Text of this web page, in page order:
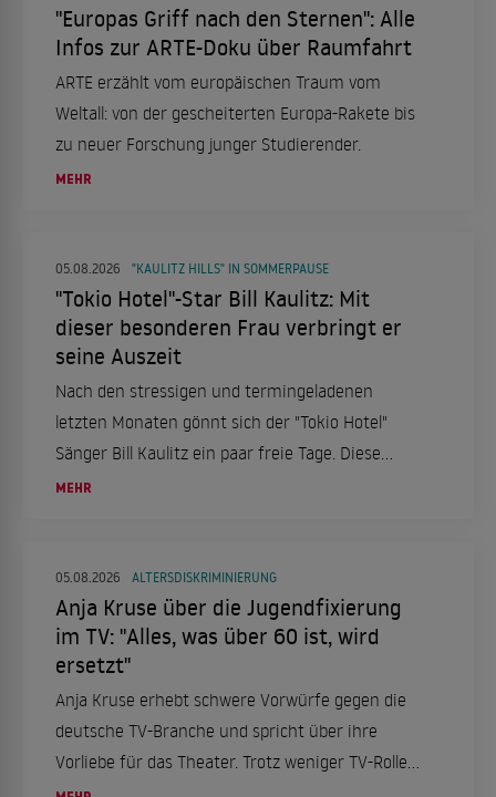
"Europas Griff nach den Sternen": Alle
Infos zur ARTE-Doku über Raumfahrt
ARTE erzählt vom europäischen Traum vom
Weltall: von der gescheiterten Europa-Rakete bis
zu neuer Forschung junger Studierender.
MEHR
05.08.2026 "KAULITZ HILLS" IN SOMMERPAUSE
"Tokio Hotel"-Star Bill Kaulitz: Mit
dieser besonderen Frau verbringt er
seine Auszeit
Nach den stressigen und termingeladenen
letzten Monaten gönnt sich der "Tokio Hotel"
Sänger Bill Kaulitz ein paar freie Tage. Diese
verbringt er in Italien, genauer gesagt in Rom.
MEHR
05.08.2026 ALTERSDISKRIMINIERUNG
Anja Kruse über die Jugendfixierung
im TV: "Alles, was über 60 ist, wird
ersetzt"
Anja Kruse erhebt schwere Vorwürfe gegen die
deutsche TV-Branche und spricht über ihre
Vorliebe für das Theater. Trotz weniger TV-Rollen
bleibt sie aktiv und engagiert.